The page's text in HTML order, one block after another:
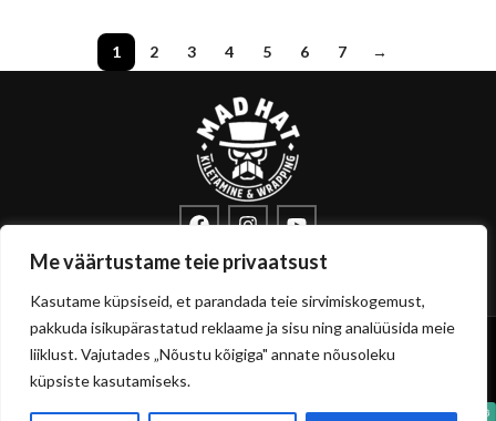
Me väärtustame teie privaatsust
Kasutame küpsiseid, et parandada teie sirvimiskogemust,
pakkuda isikupärastatud reklaame ja sisu ning analüüsida meie
liiklust. Vajutades „Nõustu kõigiga" annate nõusoleku
küpsiste kasutamiseks.
1 2 3 4 5 6 7 →
info@sisustuskile.ee
+372 53715972
Copyrightsisustuskile.ee © 2026
Privaatsuspoliitika
Müügitingimused